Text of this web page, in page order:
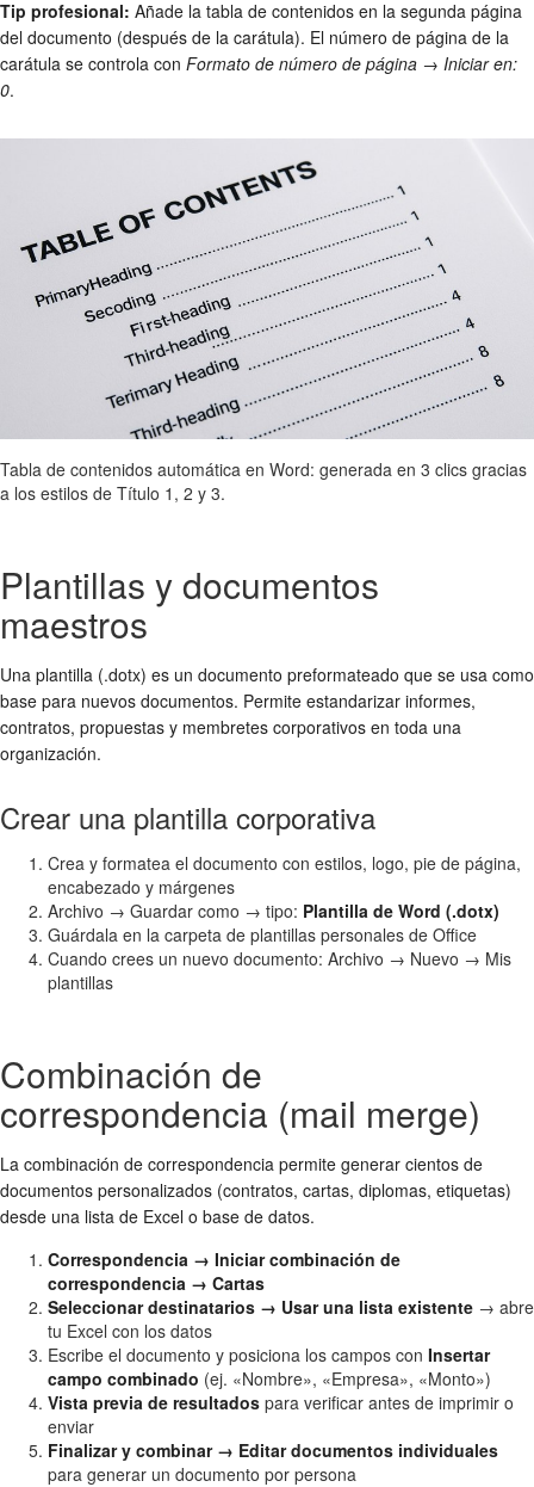
Tip profesional: Añade la tabla de contenidos en la segunda página
del documento (después de la carátula). El número de página de la
carátula se controla con Formato de número de página → Iniciar en:
0.
Tabla de contenidos automática en Word: generada en 3 clics gracias
a los estilos de Título 1, 2 y 3.
Plantillas y documentos
maestros
Una plantilla (.dotx) es un documento preformateado que se usa como
base para nuevos documentos. Permite estandarizar informes,
contratos, propuestas y membretes corporativos en toda una
organización.
Crear una plantilla corporativa
Crea y formatea el documento con estilos, logo, pie de página,
encabezado y márgenes
Archivo → Guardar como → tipo: Plantilla de Word (.dotx)
Guárdala en la carpeta de plantillas personales de Office
Cuando crees un nuevo documento: Archivo → Nuevo → Mis
plantillas
Combinación de
correspondencia (mail merge)
La combinación de correspondencia permite generar cientos de
documentos personalizados (contratos, cartas, diplomas, etiquetas)
desde una lista de Excel o base de datos.
Correspondencia → Iniciar combinación de
correspondencia → Cartas
Seleccionar destinatarios → Usar una lista existente → abre
tu Excel con los datos
Escribe el documento y posiciona los campos con Insertar
campo combinado (ej. «Nombre», «Empresa», «Monto»)
Vista previa de resultados para verificar antes de imprimir o
enviar
Finalizar y combinar → Editar documentos individuales
para generar un documento por persona